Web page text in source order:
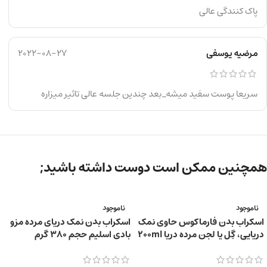
پاک کنندگی عالی
مرضیه یوسفی 2022-08-27
سریعا پوست سفید میشه۔بعد چندین جلسه عالی تاثیر میزاره
همچنین ممکن است دوست داشته باشید;
ناموجود
اسکراب بدن فارماکوس حاوی نمک
دریایی، گِل یا لجن مرده دریا 200ml
ناموجود
اسکراب بدن نمک دریای مرده مزو
بادی اسلیم حجم 380 گرم